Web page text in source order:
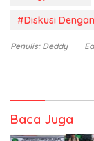
#Diskusi
Penulis: Deddy
Baca Juga